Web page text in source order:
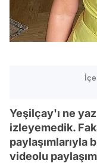
Yeşilçay'ı ne
izleyemedik.
paylaşımlarıyla
videolu